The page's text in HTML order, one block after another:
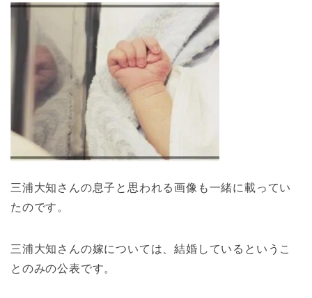
三浦大知さんの息子と思われる画像も一緒に載ってい
たのです。
三浦大知さんの嫁については、結婚しているというこ
とのみの公表です。